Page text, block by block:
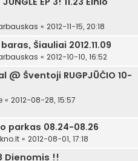
« 2012-11-15, 20:18
baras, Šiauliai 2012.11.09
« 2012-10-10, 16:52
Šventoji RUGPJŪČIO 10-
« 2012-08-28, 15:57
parkas 08.24-08.26
« 2012-08-01, 17:18
Dienomis !!